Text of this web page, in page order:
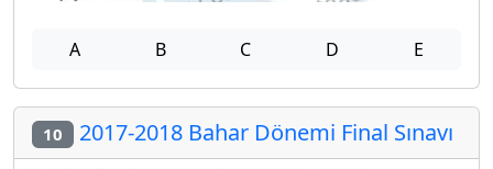
A B C D E
10 2017-2018 Bahar Dönemi Final Sınavı